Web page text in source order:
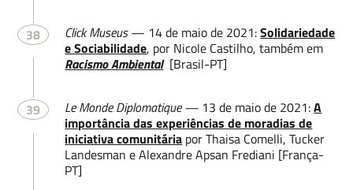
38 Click Museus— 14 de maio de 2021:Solidariedade
e Sociabilidade, por Nicole Castilho, também em
Racismo Ambiental[Brasil-PT]
39 Le Monde Diplomatique — 13 de maio de 2021:A
importância das experiências de moradias de
iniciativa comunitária por Thaisa Comelli, Tucker
Landesman e Alexandre Apsan Frediani [França-
PT]